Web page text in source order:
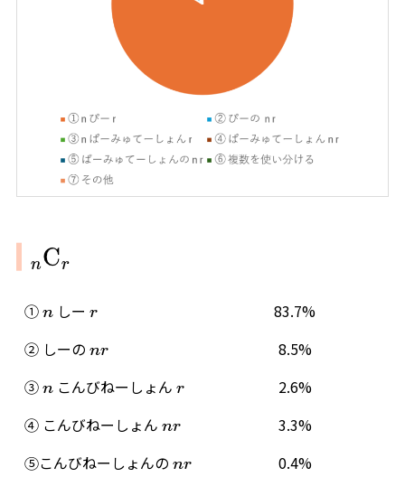
nCr
①nしー r
83.7%
② しーの nr
8.5%
③nこんびねーしょん r
2.6%
④ こんびねーしょん nr
3.3%
⑤こんびねーしょんの nr
0.4%